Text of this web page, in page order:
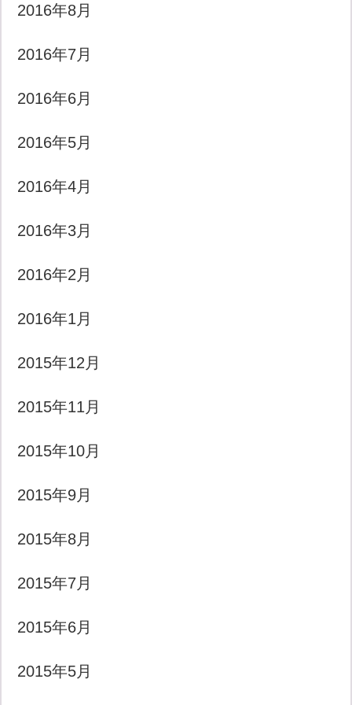
2016年8月
2016年7月
2016年6月
2016年5月
2016年4月
2016年3月
2016年2月
2016年1月
2015年12月
2015年11月
2015年10月
2015年9月
2015年8月
2015年7月
2015年6月
2015年5月